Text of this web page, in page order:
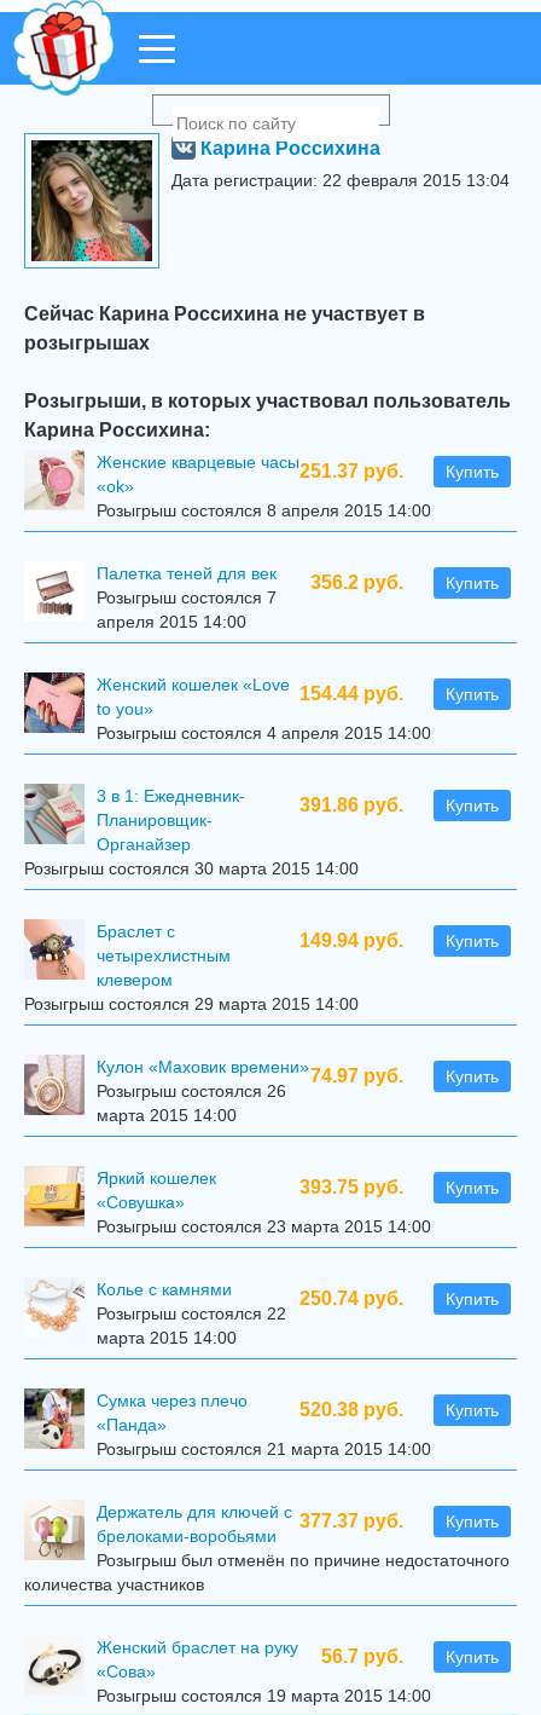
Карина Россихина
Дата регистрации: 22 февраля 2015 13:04
Сейчас Карина Россихина не участвует в
розыгрышах
Розыгрыши, в которых участвовал пользователь
Карина Россихина:
251.37 руб. Купить
Женские кварцевые часы
«ok»
Розыгрыш состоялся 8 апреля 2015 14:00
356.2 руб. Купить
Палетка теней для век
Розыгрыш состоялся 7
апреля 2015 14:00
154.44 руб. Купить
Женский кошелек «Love
to you»
Розыгрыш состоялся 4 апреля 2015 14:00
391.86 руб. Купить
3 в 1: Ежедневник-
Планировщик-
Органайзер
Розыгрыш состоялся 30 марта 2015 14:00
149.94 руб. Купить
Браслет с
четырехлистным
клевером
Розыгрыш состоялся 29 марта 2015 14:00
74.97 руб. Купить
Кулон «Маховик времени»
Розыгрыш состоялся 26
марта 2015 14:00
393.75 руб. Купить
Яркий кошелек
«Совушка»
Розыгрыш состоялся 23 марта 2015 14:00
250.74 руб. Купить
Колье с камнями
Розыгрыш состоялся 22
марта 2015 14:00
520.38 руб. Купить
Сумка через плечо
«Панда»
Розыгрыш состоялся 21 марта 2015 14:00
377.37 руб. Купить
Держатель для ключей с
брелоками-воробьями
Розыгрыш был отменён по причине недостаточного
количества участников
56.7 руб. Купить
Женский браслет на руку
«Сова»
Розыгрыш состоялся 19 марта 2015 14:00